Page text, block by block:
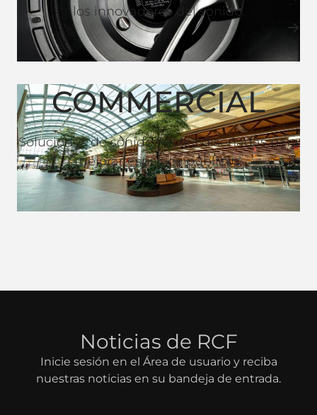
los innovadores del sonido.
COMMERCIAL
Soluciones de sonido fiables diseñadas para
mejorar espacios públicos.
Noticias de RCF
Inicie sesión en el Área de usuario y reciba
nuestras noticias en su bandeja de entrada.